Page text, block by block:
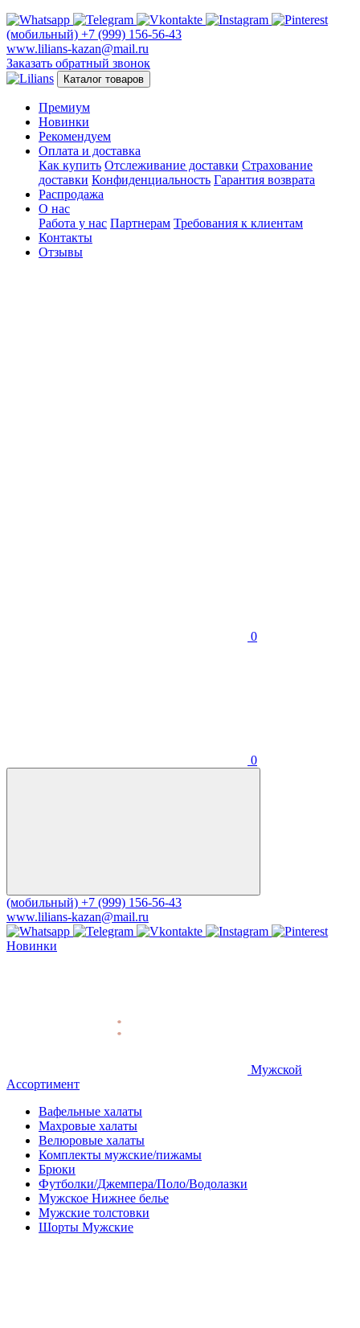
(мобильный) +7 (999) 156-56-43
www.lilians-kazan@mail.ru
Заказать обратный звонок
Каталог товаров
Премиум
Новинки
Рекомендуем
Оплата и доставка
Как купить Отслеживание доставки Страхование
доставки Конфиденциальность Гарантия возврата
Распродажа
О нас
Работа у нас Партнерам Требования к клиентам
Контакты
Отзывы
0
0
(мобильный) +7 (999) 156-56-43
www.lilians-kazan@mail.ru
Новинки
Мужской
Ассортимент
Вафельные халаты
Махровые халаты
Велюровые халаты
Комплекты мужские/пижамы
Брюки
Футболки/Джемпера/Поло/Водолазки
Мужское Нижнее белье
Мужские толстовки
Шорты Мужские